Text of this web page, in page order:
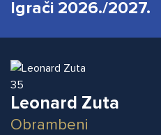
Igrači 2026./2027.
35
Leonard Zuta
Obrambeni